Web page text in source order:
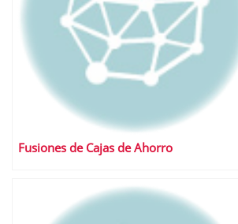
Fusiones de Cajas de Ahorro